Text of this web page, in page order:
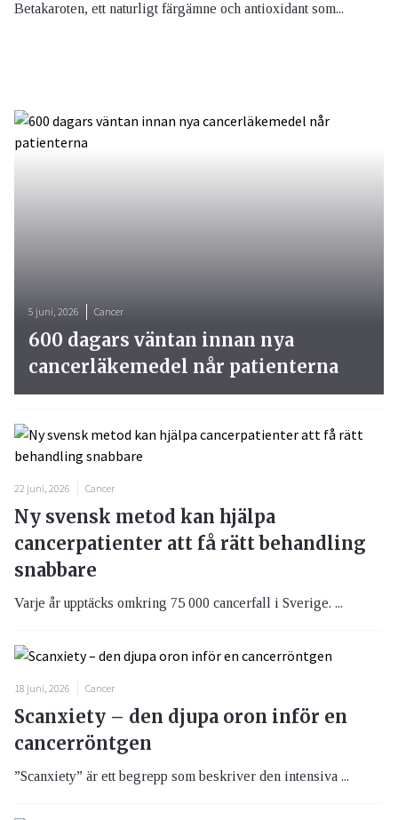
Betakaroten, ett naturligt färgämne och antioxidant som...
22 juni, 2026 Cancer
Ny svensk metod kan hjälpa
cancerpatienter att få rätt behandling
snabbare
Varje år upptäcks omkring 75 000 cancerfall i Sverige. ...
18 juni, 2026 Cancer
Scanxiety – den djupa oron inför en
cancerröntgen
”Scanxiety” är ett begrepp som beskriver den intensiva ...
5 juni, 2026 Cancer
600 dagars väntan innan nya
cancerläkemedel når patienterna